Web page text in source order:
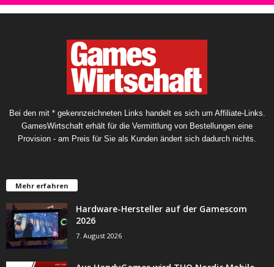
Bei den mit * gekennzeichneten Links handelt es sich um Affiliate-Links.
GamesWirtschaft erhält für die Vermittlung von Bestellungen eine
Provision - am Preis für Sie als Kunden ändert sich dadurch nichts.
Mehr erfahren
Hardware-Hersteller auf der Gamescom
2026
7. August 2026